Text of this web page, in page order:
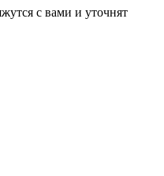
с вами и уточнят